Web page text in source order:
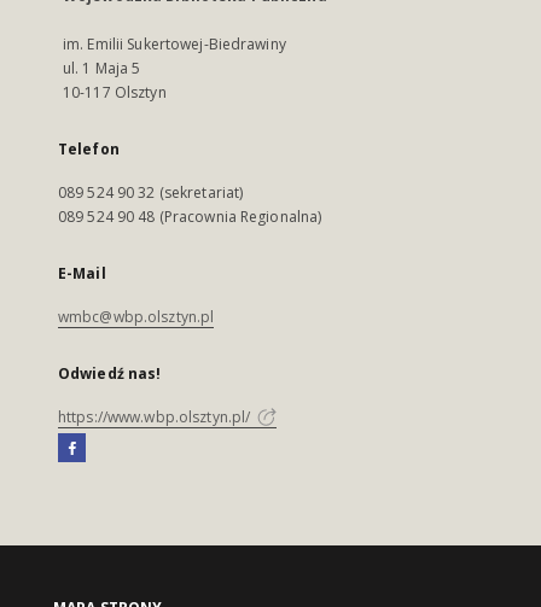
im. Emilii Sukertowej-Biedrawiny
ul. 1 Maja 5
10-117 Olsztyn
Telefon
089 524 90 32 (sekretariat)
089 524 90 48 (Pracownia Regionalna)
E-Mail
wmbc@wbp.olsztyn.pl
Odwiedź nas!
https://www.wbp.olsztyn.pl/